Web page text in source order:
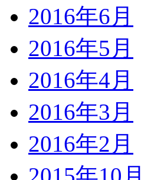
2016年6月
2016年5月
2016年4月
2016年3月
2016年2月